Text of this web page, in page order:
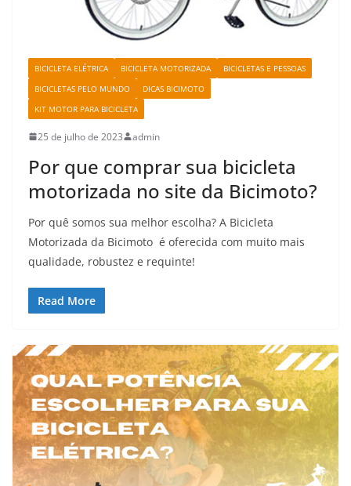
BICICLETA ELÉTRICA BICICLETA MOTORIZADA
BICICLETAS E PESSOAS
BICICLETAS PELO MUNDO
DICAS BICIMOTO
KIT MOTOR PARA BICICLETA
25 de julho de 2023 admin
Por que comprar sua bicicleta
motorizada no site da Bicimoto?
Por quê somos sua melhor escolha? A Bicicleta
Motorizada da Bicimoto é oferecida com muito mais
qualidade, robustez e requinte!
Read More